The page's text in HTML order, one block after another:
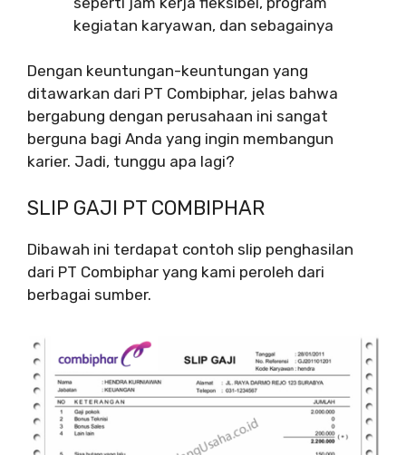
kegiatan karyawan, dan sebagainya
Dengan keuntungan-keuntungan yang
ditawarkan dari PT Combiphar, jelas bahwa
bergabung dengan perusahaan ini sangat
berguna bagi Anda yang ingin membangun
karier. Jadi, tunggu apa lagi?
SLIP GAJI PT COMBIPHAR
Dibawah ini terdapat contoh slip penghasilan
dari PT Combiphar yang kami peroleh dari
berbagai sumber.